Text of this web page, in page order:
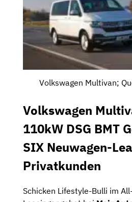
Volkswagen Multivan;
Volkswagen
110kW DSG BMT
SIX Neuwagen-
Privatkunden
Schicken Lifestyle-Bulli im